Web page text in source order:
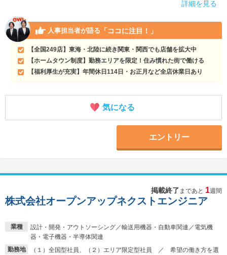
詳細を見る
人事担当者が語る 「ココに注目！」
【全国249店】東海・北陸に続き関東・関西でも店舗を拡大中
【ホームタウン制度】勤務エリアを限定！住み慣れた街で働ける
【福利厚生が充実】年間休日114日・お正月など全店休業日あり
気になる
エントリー
掲載終了 まであと 1週間
業種
設計・開発・アウトソーシング／輸送用機器・自動車関連／電気機
器・電子機器・半導体関連
勤務地
（１）全国型社員、（２）エリア限定型社員 ／ 希望の働き方を選
株式会社オープンアップネクストエンジニア